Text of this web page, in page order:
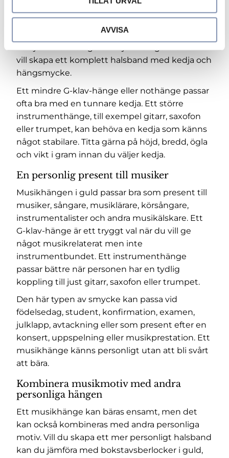
AVVISA
känns proportionerlig till hängets storlek. Du
vill skapa ett komplett halsband med kedja och
hängsmycke.
Ett mindre G-klav-hänge eller nothänge passar
ofta bra med en tunnare kedja. Ett större
instrumenthänge, till exempel gitarr, saxofon
eller trumpet, kan behöva en kedja som känns
något stabilare. Titta gärna på höjd, bredd, ögla
och vikt i gram innan du väljer kedja.
En personlig present till musiker
Musikhängen i guld passar bra som present till
musiker, sångare, musiklärare, körsångare,
instrumentalister och andra musikälskare. Ett
G-klav-hänge är ett tryggt val när du vill ge
något musikrelaterat men inte
instrumentbundet. Ett instrumenthänge
passar bättre när personen har en tydlig
koppling till just gitarr, saxofon eller trumpet.
Den här typen av smycke kan passa vid
födelsedag, student, konfirmation, examen,
julklapp, avtackning eller som present efter en
konsert, uppspelning eller musikprestation. Ett
musikhänge känns personligt utan att bli svårt
att bära.
Kombinera musikmotiv med andra
personliga hängen
Ett musikhänge kan bäras ensamt, men det
kan också kombineras med andra personliga
motiv. Vill du skapa ett mer personligt halsband
kan du jämföra med bokstavsberlocker i guld,